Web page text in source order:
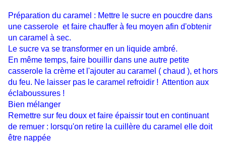
Préparation du caramel : Mettre le sucre en poucdre dans
une casserole et faire chauffer à feu moyen afin d'obtenir
un caramel à sec.
Le sucre va se transformer en un liquide ambré.
En même temps, faire bouillir dans une autre petite
casserole la crème et l'ajouter au caramel ( chaud ), et hors
du feu. Ne laisser pas le caramel refroidir ! Attention aux
éclaboussures !
Bien mélanger
Remettre sur feu doux et faire épaissir tout en continuant
de remuer : lorsqu'on retire la cuillère du caramel elle doit
être nappée